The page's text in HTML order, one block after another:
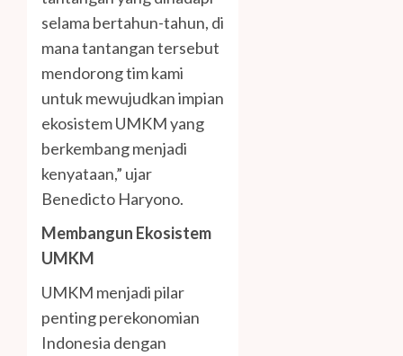
selama bertahun-tahun, di
mana tantangan tersebut
mendorong tim kami
untuk mewujudkan impian
ekosistem UMKM yang
berkembang menjadi
kenyataan,” ujar
Benedicto Haryono.
Membangun Ekosistem
UMKM
UMKM menjadi pilar
penting perekonomian
Indonesia dengan